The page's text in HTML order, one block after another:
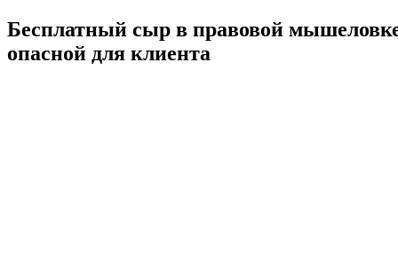
Бесплатный сыр в правовой
опасной для клиента